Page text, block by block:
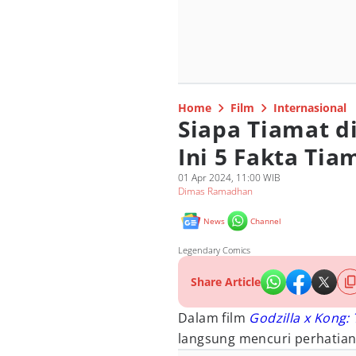
Home Film Internasional
Siapa Tiamat
Ini 5 Fakta
01 Apr 2024, 11:00 WIB
Dimas Ramadhan
News Channel
Legendary Comics
Share Article
Dalam film Godzilla x Kong:
langsung mencuri